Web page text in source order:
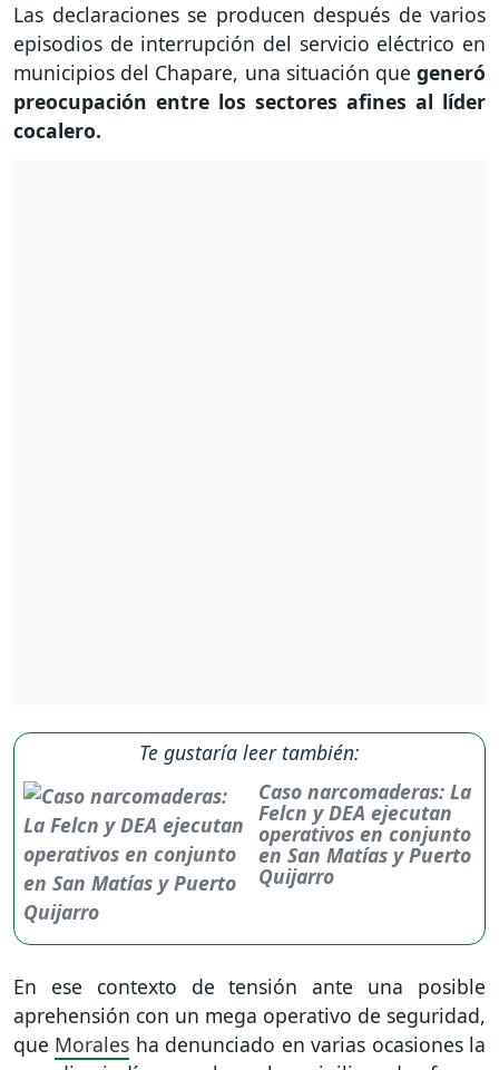
Las declaraciones se producen después de varios
episodios de interrupción del servicio eléctrico en
municipios del Chapare, una situación que generó
preocupación entre los sectores afines al líder
cocalero.
Te gustaría leer también:
Caso narcomaderas: La
Felcn y DEA ejecutan
operativos en conjunto
en San Matías y Puerto
Quijarro
En ese contexto de tensión ante una posible
aprehensión con un mega operativo de seguridad,
que Morales ha denunciado en varias ocasiones la